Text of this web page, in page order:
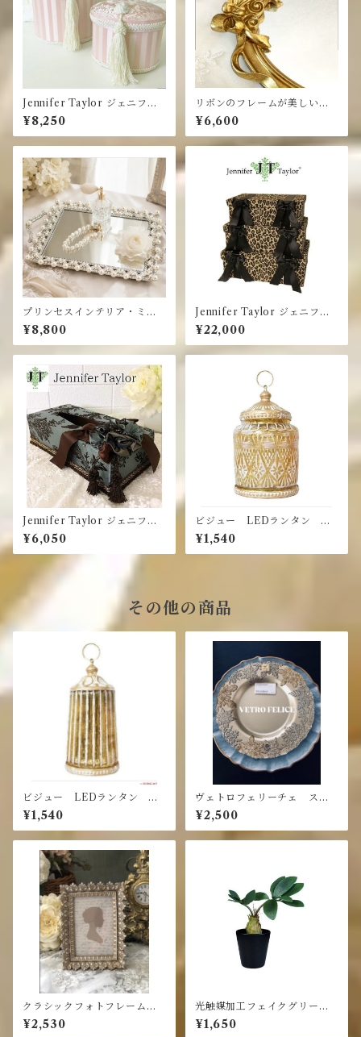
Jennifer Taylor ジェニファ
ーテイラー☆オーバルボック
ス 2個セット・タッセル / PK
ピンク
¥8,250
リボンのフレームが美しいミ
ラートレイ・ ゴールド トレイ
¥6,600
プリンセスインテリア・ミラ
ートレイ・スクエア/パール ミ
ラートレー
¥8,800
Jennifer Taylor ジェニファ
ーテイラー☆ボックス 3個セッ
ト
¥22,000
Jennifer Taylor ジェニファ
ーテイラー☆ティッシュボッ
クス Carlisle カーライル
¥6,050
ビジュー LEDランタン ブ
ーケ
¥1,540
その他の商品
ビジュー LEDランタン レ
ユール
¥1,540
ヴェトロフェリーチェ スノ
ーゴールドプレート
¥2,500
クラシックフォトフレーム・
写真立て・アンティークシル
バー
¥2,530
光触媒加工フェイクグリー
ン ブラックポットTS コー
デックス
¥1,650